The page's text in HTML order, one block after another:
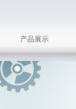
产品展示